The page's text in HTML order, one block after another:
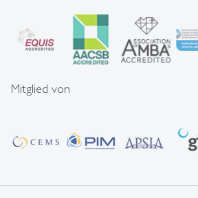
Mitglied von